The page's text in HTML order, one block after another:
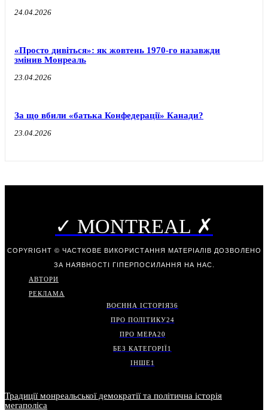
24.04.2026
«Просто дивіться»: як жовтень 1970-го назавжди
змінив Монреаль
23.04.2026
За що вбили «батька Конфедерації» Канади?
23.04.2026
✓ MONTREAL ✗
COPYRIGHT © ЧАСТКОВЕ ВИКОРИСТАННЯ МАТЕРІАЛІВ ДОЗВОЛЕНО
ЗА НАЯВНОСТІ ГІПЕРПОСИЛАННЯ НА НАС.
АВТОРИ
РЕКЛАМА
ВОЄННА ІСТОРІЯ36
ПРО ПОЛІТИКУ24
ПРО МЕРА20
БЕЗ КАТЕГОРІЇ1
ІНШЕ1
Традиції монреальської демократії та політична історія
мегаполіса